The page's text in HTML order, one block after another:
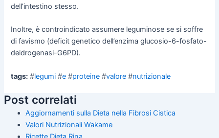
dell’intestino stesso.
Inoltre, è controindicato assumere leguminose se si soffre
di favismo (deficit genetico dell’enzima glucosio-6-fosfato-
deidrogenasi-G6PD).
tags: #legumi #e #proteine #valore #nutrizionale
Post correlati
Aggiornamenti sulla Dieta nella Fibrosi Cistica
Valori Nutrizionali Wakame